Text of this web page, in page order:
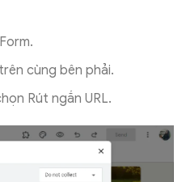
cùng bên phải.
Rút ngắn URL.